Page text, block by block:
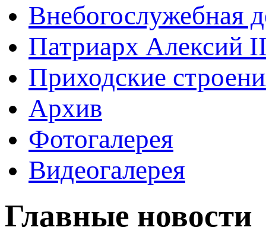
Внебогослужебная
Патриарх Алексий
Приходские
Архив
Фотогалерея
Видеогалерея
Главные новости